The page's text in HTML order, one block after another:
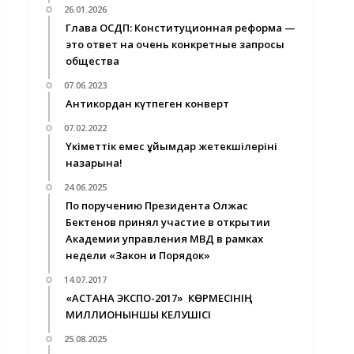
26.01.2026
Глава ОСДП: Конституционная реформа —
это ответ на очень конкретные запросы
общества
07.06.2023
Антикордан күтпеген конверт
07.02.2022
Үкіметтік емес ұйымдар жетекшілерінің
назарына!
24.06.2025
По поручению Президента Олжас
Бектенов принял участие в открытии
Академии управления МВД в рамках
недели «Закон и Порядок»
14.07.2017
«АСТАНА ЭКСПО-2017» КӨРМЕСІНІҢ
МИЛЛИОНЫНШЫ КЕЛУШІСІ
25.08.2025